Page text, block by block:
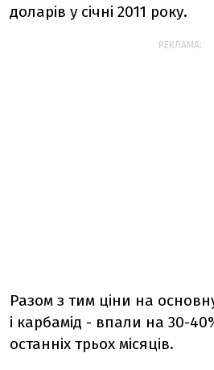
доларів у січні 2011 року.
РЕКЛАМА:
Разом з тим ціни на
і карбамід - впали на 30-
останніх трьох місяців.